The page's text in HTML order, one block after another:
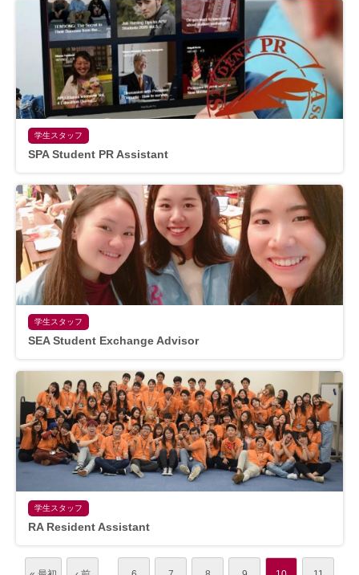
学生スタッフ
SPA Student PR Assistant
学生スタッフ
SEA Student Exchange Advisor
学生スタッフ
RA Resident Assistant